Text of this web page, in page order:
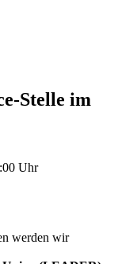
Stelle im
Uhr
werden wir